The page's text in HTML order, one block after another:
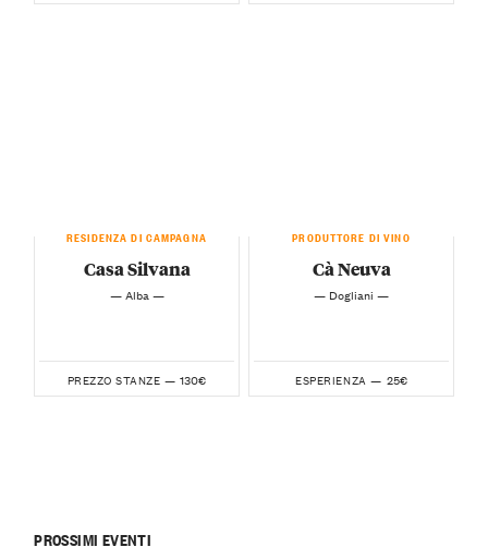
RESIDENZA DI CAMPAGNA
Casa Silvana
— Alba —
PREZZO STANZE — 130€
PRODUTTORE DI VINO
Cà Neuva
— Dogliani —
ESPERIENZA — 25€
PROSSIMI EVENTI